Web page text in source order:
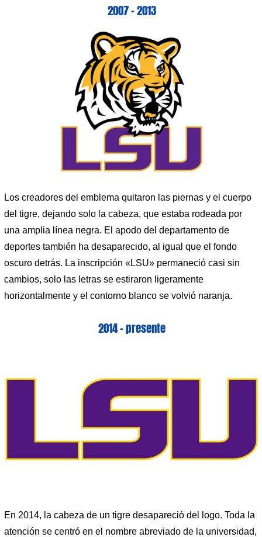
2007 – 2013
Los creadores del emblema quitaron las piernas y el cuerpo
del tigre, dejando solo la cabeza, que estaba rodeada por
una amplia línea negra. El apodo del departamento de
deportes también ha desaparecido, al igual que el fondo
oscuro detrás. La inscripción «LSU» permaneció casi sin
cambios, solo las letras se estiraron ligeramente
horizontalmente y el contorno blanco se volvió naranja.
2014 – presente
En 2014, la cabeza de un tigre desapareció del logo. Toda la
atención se centró en el nombre abreviado de la universidad,